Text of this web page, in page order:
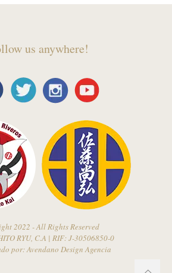
us anywhere!
2022 - All Rights Reserved
RYU, C.A | RIF: J-30506850-0
por:Avendano Design Agencia